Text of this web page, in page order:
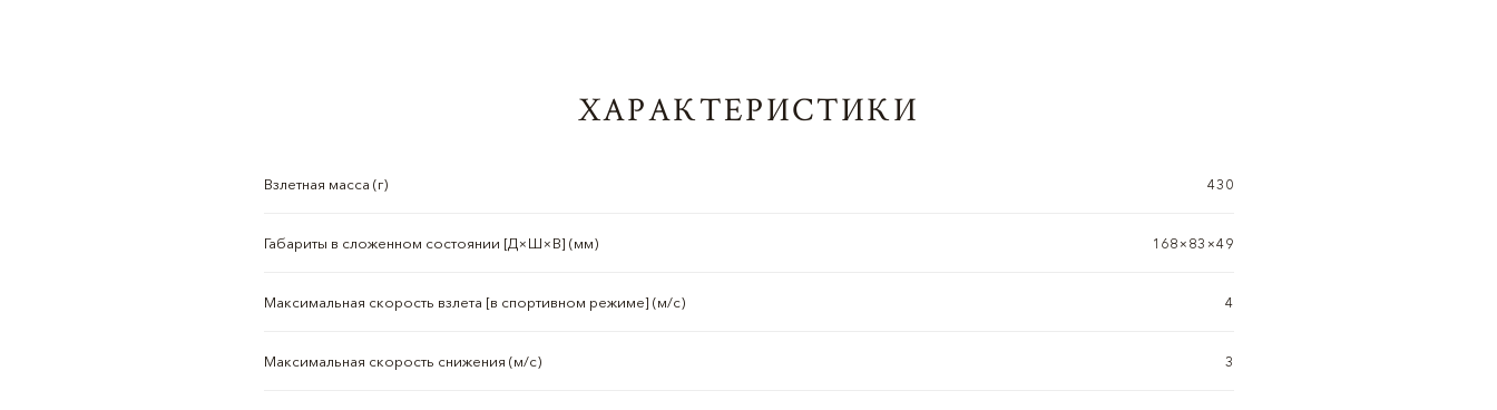
ХАРАКТЕРИСТИКИ
Взлетная масса (г) 430
Габариты в сложенном состоянии [Д×Ш×В] (мм) 168×83×49
Максимальная скорость взлета [в спортивном режиме] (м/с) 4
Максимальная скорость снижения (м/с) 3